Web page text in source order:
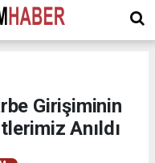
Girişiminin
Anıldı